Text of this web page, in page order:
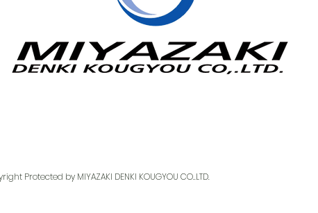
Protected by MIYAZAKI DENKI KOUGYOU CO..LTD.